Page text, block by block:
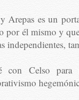
Arepas es un
por él mismo y
independientes,
con Celso para